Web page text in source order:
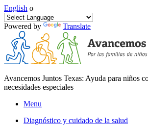
English o
Powered by Translate
Avancemos Juntos Texas: Ayuda para niños
necesidades especiales
Menu
Diagnóstico y cuidado de la salud